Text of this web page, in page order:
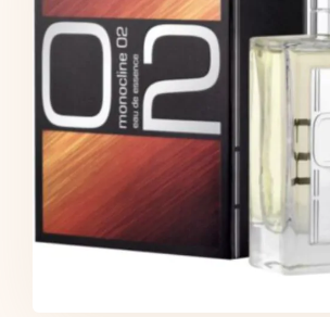
MUJER
MUESTRAS
LATTAFA
MARCAS